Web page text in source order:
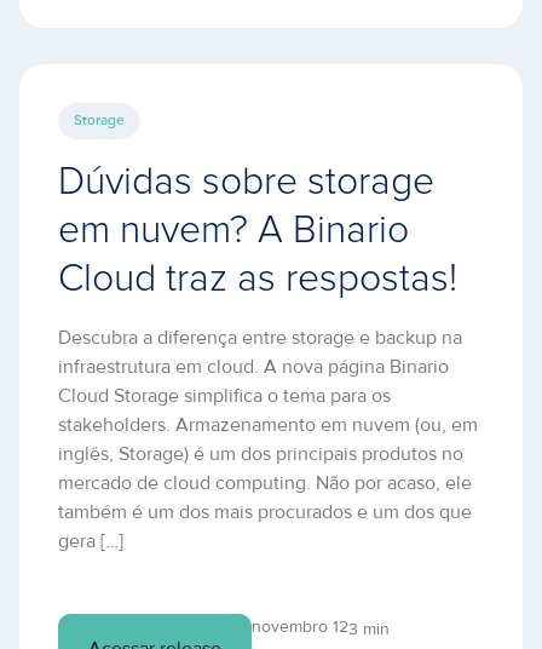
Storage
Dúvidas sobre storage
em nuvem? A Binario
Cloud traz as respostas!
Descubra a diferença entre storage e backup na
infraestrutura em cloud. A nova página Binario
Cloud Storage simplifica o tema para os
stakeholders. Armazenamento em nuvem (ou, em
inglês, Storage) é um dos principais produtos no
mercado de cloud computing. Não por acaso, ele
também é um dos mais procurados e um dos que
gera […]
novembro 123 min